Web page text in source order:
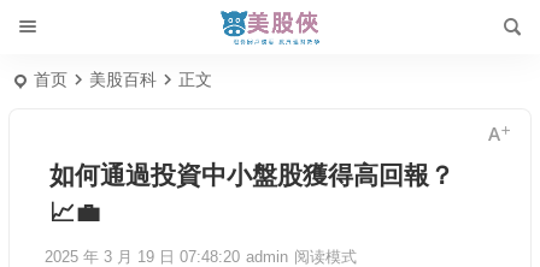
首页 美股百科 正文
如何通過投資中小盤股獲得高回報？
📈💼
2025 年 3 月 19 日 07:48:20 admin 阅读模式